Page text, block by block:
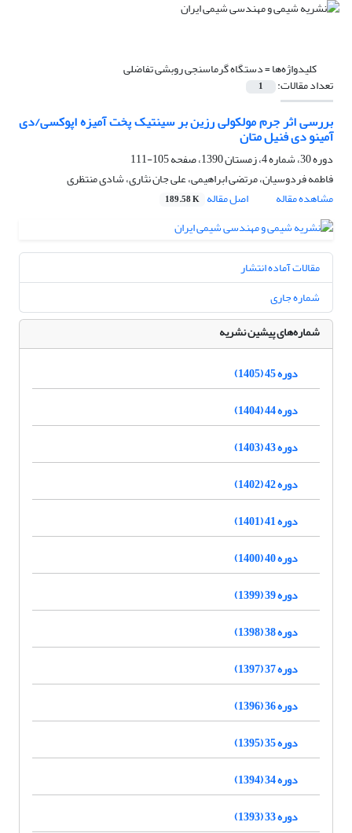
کلیدواژه‌ها =دستگاه گرماسنجی روبشی تفاضلی
تعداد مقالات: 1
بررسی اثر جرم مولکولی رزین بر سینتیک پخت آمیزه اپوکسی/دی
آمینو دی فنیل متان
دوره 30، شماره 4، زمستان 1390، صفحه
105-111
فاطمه فردوسیان، مرتضی ابراهیمی، علی جان نثاری، شادی منتظری
مشاهده مقاله
اصل مقاله 189.58 K
مقالات آماده انتشار
شماره جاری
شماره‌های پیشین نشریه
دوره 45 (1405)
دوره 44 (1404)
دوره 43 (1403)
دوره 42 (1402)
دوره 41 (1401)
دوره 40 (1400)
دوره 39 (1399)
دوره 38 (1398)
دوره 37 (1397)
دوره 36 (1396)
دوره 35 (1395)
دوره 34 (1394)
دوره 33 (1393)